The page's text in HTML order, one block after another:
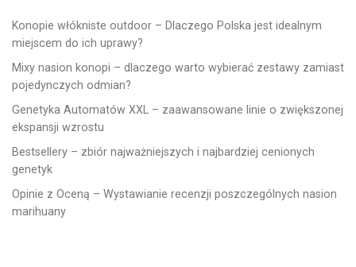
Konopie włókniste outdoor – Dlaczego Polska jest idealnym
miejscem do ich uprawy?
Mixy nasion konopi – dlaczego warto wybierać zestawy zamiast
pojedynczych odmian?
Genetyka Automatów XXL – zaawansowane linie o zwiększonej
ekspansji wzrostu
Bestsellery – zbiór najważniejszych i najbardziej cenionych
genetyk
Opinie z Oceną – Wystawianie recenzji poszczególnych nasion
marihuany